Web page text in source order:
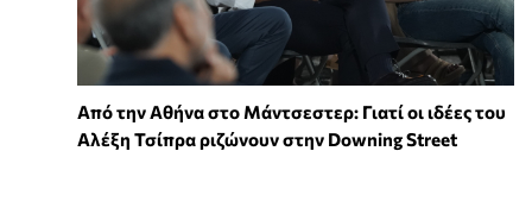
Από την Αθήνα στο Μάντσεστερ: Γιατί οι ιδέες του
Αλέξη Τσίπρα ριζώνουν στην Downing Street